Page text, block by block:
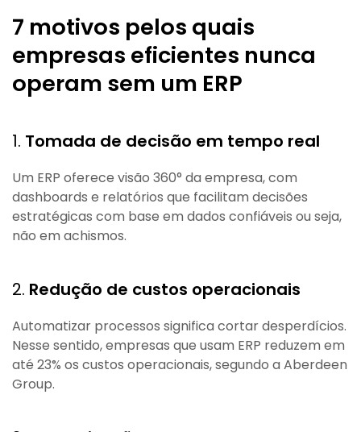
7 motivos pelos quais
empresas eficientes nunca
operam sem um ERP
1. Tomada de decisão em tempo real
Um ERP oferece visão 360° da empresa, com
dashboards e relatórios que facilitam decisões
estratégicas com base em dados confiáveis ou seja,
não em achismos.
2. Redução de custos operacionais
Automatizar processos significa cortar desperdícios.
Nesse sentido, empresas que usam ERP reduzem em
até 23% os custos operacionais, segundo a Aberdeen
Group.